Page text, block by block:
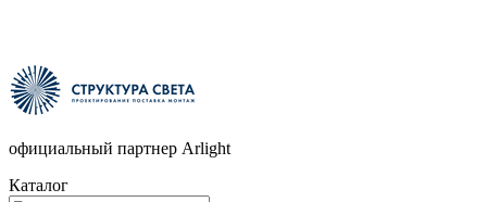
официальный партнер Arlight
Каталог